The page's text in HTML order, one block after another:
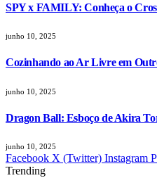
SPY x FAMILY: Conheça o
junho 10, 2025
Cozinhando ao Ar Livre em
junho 10, 2025
Dragon Ball: Esboço de Akira
junho 10, 2025
Facebook X (Twitter) Instagram
Trending